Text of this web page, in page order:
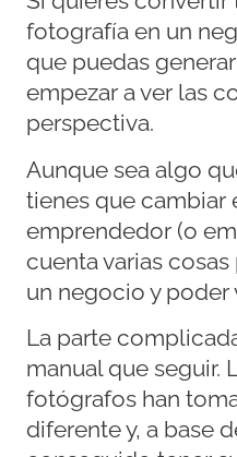
fotografía en un
que puedas
empezar a ver las
perspectiva.
Aunque sea algo
tienes que cambiar
emprendedor (o
cuenta varias
un negocio y poder
La parte
manual que seguir.
fotógrafos han
diferente y, a base